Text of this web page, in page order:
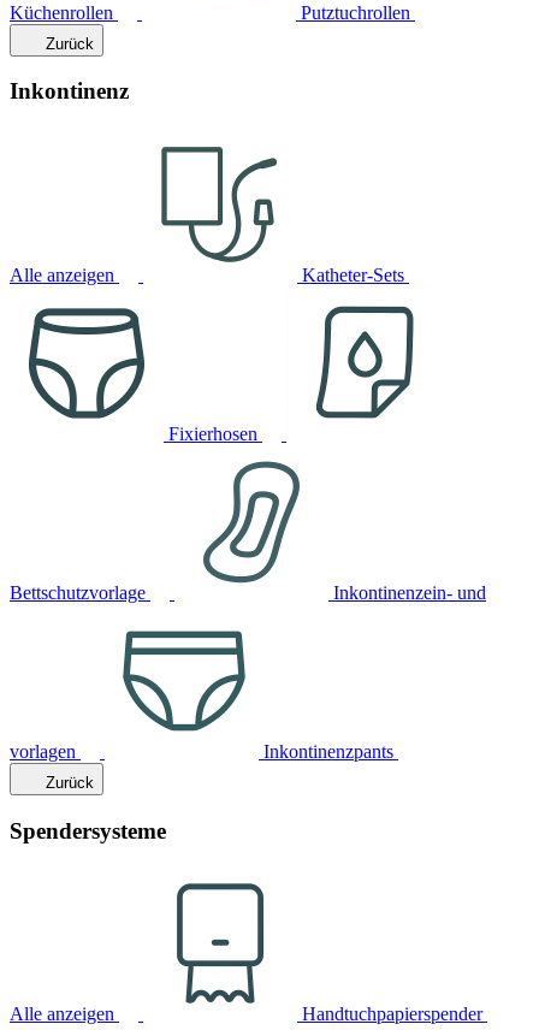
Küchenrollen Putztuchrollen
Zurück
Inkontinenz
Alle anzeigen Katheter-Sets
Fixierhosen
Bettschutzvorlage Inkontinenzein- und
vorlagen Inkontinenzpants
Zurück
Spendersysteme
Alle anzeigen Handtuchpapierspender